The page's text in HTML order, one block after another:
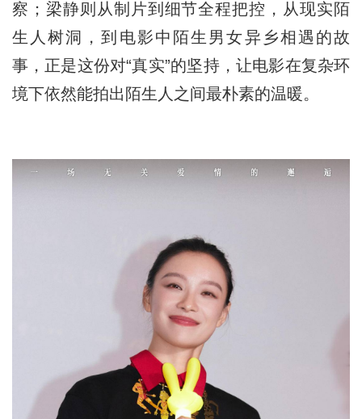
察；梁静则从制片到细节全程把控，从现实陌
生人树洞，到电影中陌生男女异乡相遇的故
事，正是这份对“真实”的坚持，让电影在复杂环
境下依然能拍出陌生人之间最朴素的温暖。